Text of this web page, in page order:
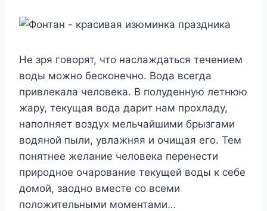
Не зря говорят, что наслаждаться течением
воды можно бесконечно. Вода всегда
привлекала человека. В полуденную летнюю
жару, текущая вода дарит нам прохладу,
наполняет воздух мельчайшими брызгами
водяной пыли, увлажняя и очищая его. Тем
понятнее желание человека перенести
природное очарование текущей воды к себе
домой, заодно вместе со всеми
положительными моментами…